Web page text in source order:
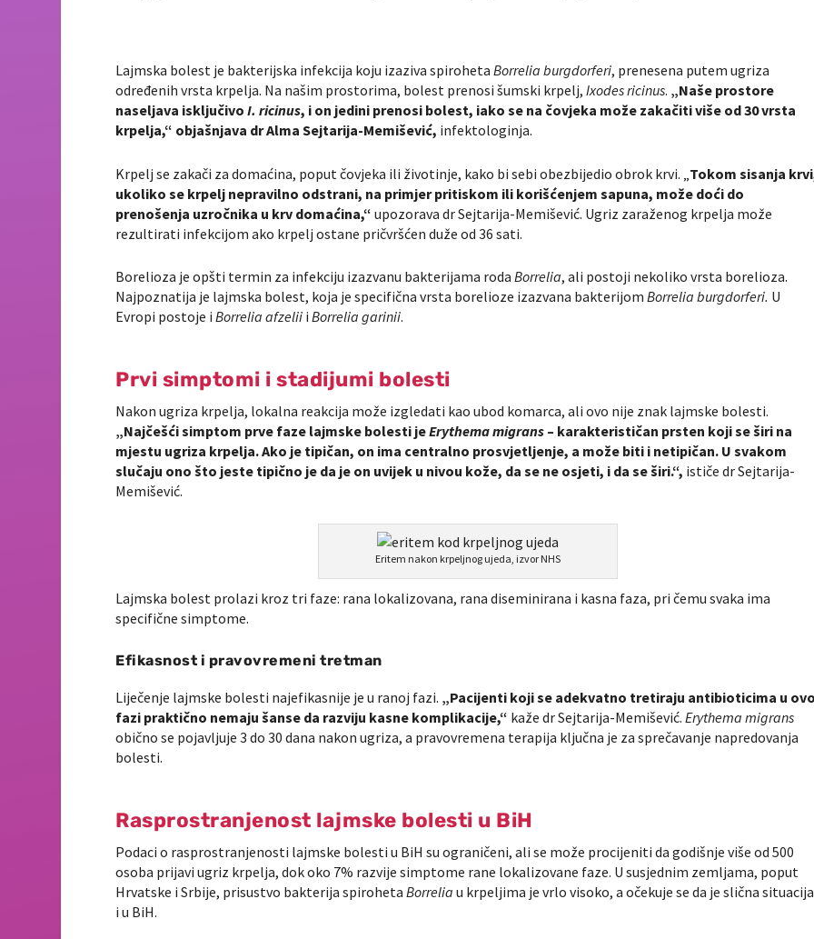
Lajmska bolest je bakterijska infekcija koju izaziva spirohetaBorrelia burgdorferi, prenesena putem ugriza
određenih vrsta krpelja. Na našim prostorima, bolest prenosi šumski krpelj,Ixodes ricinus. „Naše prostore
naseljava isključivoI. ricinus, i on jedini prenosi bolest, iako se na čovjeka može zakačiti više od 30 vrsta
krpelja,“ objašnjava dr Alma Sejtarija-Memišević, infektologinja.
Krpelj se zakači za domaćina, poput čovjeka ili životinje, kako bi sebi obezbijedio obrok krvi. „ Tokom sisanja
ukoliko se krpelj nepravilno odstrani, na primjer pritiskom ili korišćenjem sapuna, može doći do
prenošenja uzročnika u krv domaćina,“ upozorava dr Sejtarija-Memišević. Ugriz zaraženog krpelja može
rezultirati infekcijom ako krpelj ostane pričvršćen duže od 36 sati.
Borelioza je opšti termin za infekciju izazvanu bakterijama rodaBorrelia, ali postoji nekoliko vrsta borelioza.
Najpoznatija je lajmska bolest, koja je specifična vrsta borelioze izazvana bakterijomBorrelia burgdorferi. U
Evropi postoje iBorrelia afzelii iBorrelia garinii.
Prvi simptomi i stadijumi bolesti
Nakon ugriza krpelja, lokalna reakcija može izgledati kao ubod komarca, ali ovo nije znak lajmske bolesti.
„Najčešći simptom prve faze lajmske bolesti jeErythema migrans – karakterističan prsten koji se širi na
mjestu ugriza krpelja. Ako je tipičan, on ima centralno prosvjetljenje, a može biti i netipičan. U svakom
slučaju ono što jeste tipično je da je on uvijek u nivou kože, da se ne osjeti, i da se širi.“, ističe dr Sejtarija-
Memišević.
Eritem nakon krpeljnog ujeda, izvor NHS
Lajmska bolest prolazi kroz tri faze: rana lokalizovana, rana diseminirana i kasna faza, pri čemu svaka ima
specifične simptome.
Efikasnost i pravovremeni tretman
Liječenje lajmske bolesti najefikasnije je u ranoj fazi. „Pacijenti koji se adekvatno tretiraju antibioticima u
fazi praktično nemaju šanse da razviju kasne komplikacije,“ kaže dr Sejtarija-Memišević.Erythema migrans
obično se pojavljuje 3 do 30 dana nakon ugriza, a pravovremena terapija ključna je za sprečavanje napredovanja
bolesti.
Rasprostranjenost lajmske bolesti u BiH
Podaci o rasprostranjenosti lajmske bolesti u BiH su ograničeni, ali se može procijeniti da godišnje više od 500
osoba prijavi ugriz krpelja, dok oko 7% razvije simptome rane lokalizovane faze. U susjednim zemljama, poput
Hrvatske i Srbije, prisustvo bakterija spirohetaBorrelia u krpeljima je vrlo visoko, a očekuje se da je slična situacija
i u BiH.